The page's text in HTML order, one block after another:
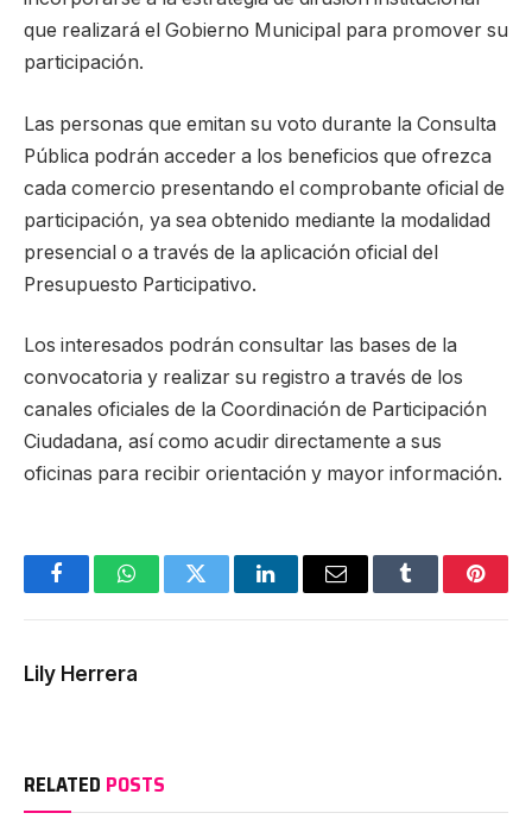
que realizará el Gobierno Municipal para promover su
participación.
Las personas que emitan su voto durante la Consulta
Pública podrán acceder a los beneficios que ofrezca
cada comercio presentando el comprobante oficial de
participación, ya sea obtenido mediante la modalidad
presencial o a través de la aplicación oficial del
Presupuesto Participativo.
Los interesados podrán consultar las bases de la
convocatoria y realizar su registro a través de los
canales oficiales de la Coordinación de Participación
Ciudadana, así como acudir directamente a sus
oficinas para recibir orientación y mayor información.
FacebookWhatsAppTwitter LinkedInEmail Tumblr
Lily Herrera
RELATED POSTS